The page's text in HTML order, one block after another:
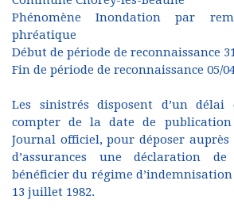
Phénomène Inondation par
phréatique
Début de période de reconnaissance
Fin de période de reconnaissance 05/
Les sinistrés disposent d’un
compter de la date de
Journal officiel, pour déposer
d’assurances une déclaration
bénéficier du régime
13 juillet 1982.